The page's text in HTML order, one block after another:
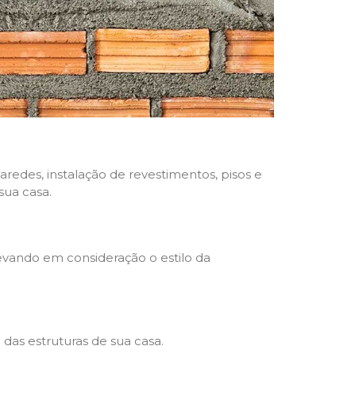
instalação de revestimentos, pisos e
casa.
em consideração o estilo da
estruturas de sua casa.